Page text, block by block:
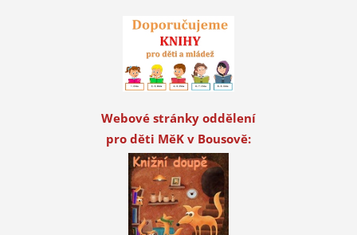
Webové stránky oddělení
pro děti MěK v Bousově: